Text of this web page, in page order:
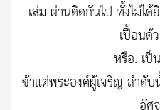
เล่ม ผ่านติดกันไป ทั้งไม่ไ
เปื้อนด้
หรือ. เป็
ข้าแต่พระองค์ผู้เจริญ ลำดั